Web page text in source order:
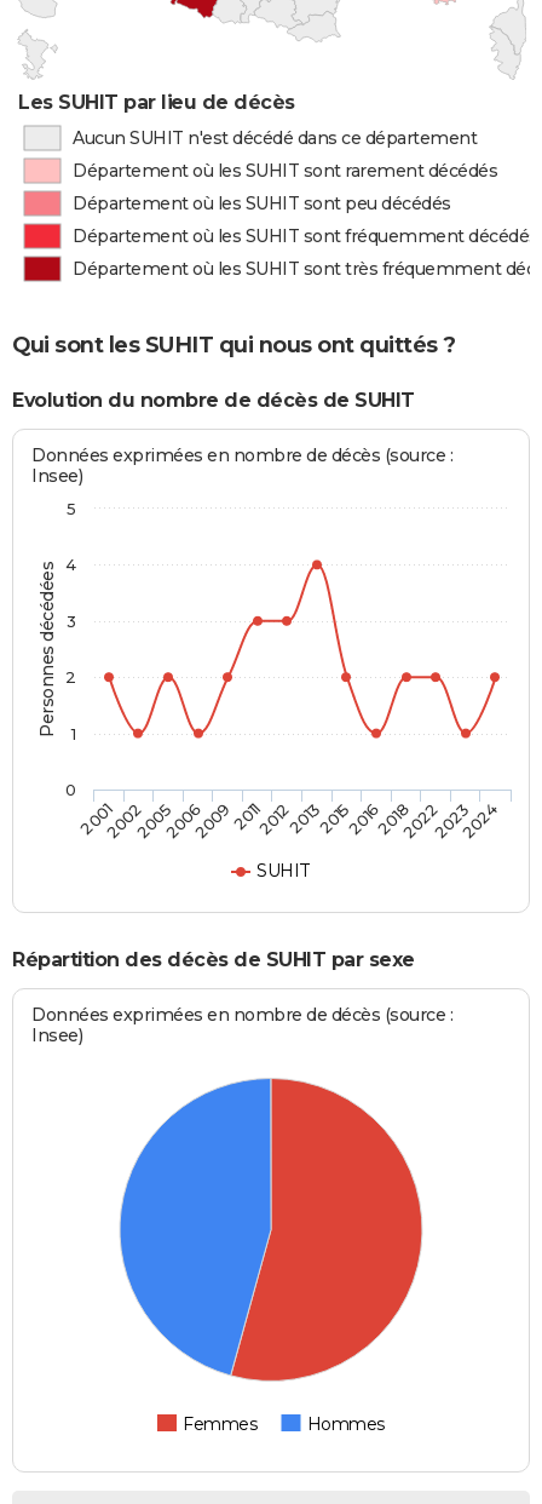
Les SUHIT par lieu de décès
Aucun SUHIT n'est décédé dans ce département
Département où les SUHIT sont rarement décédés
Département où les SUHIT sont peu décédés
Département où les SUHIT sont fréquemment décédés
Département où les SUHIT sont très fréquemment
Qui sont les SUHIT qui nous ont quittés ?
Evolution du nombre de décès de SUHIT
Personnes décédées
Données exprimées en nombre de décès (source :
Insee)
SUHIT
20012002200520062009201120122013201520162018202220232024
0
1
2
3
4
5
Répartition des décès de SUHIT par sexe
Données exprimées en nombre de décès (source :
Insee)
Femmes Hommes